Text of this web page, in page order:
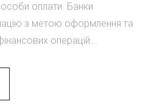
оплати. Банки
з метою оформлення та
операцій...